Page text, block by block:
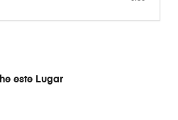
este Lugar